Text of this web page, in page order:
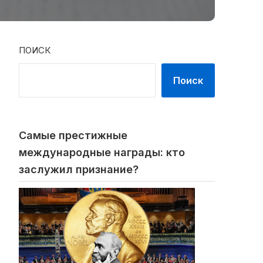
ПОИСК
Поиск
Самые престижные
международные награды: кто
заслужил признание?